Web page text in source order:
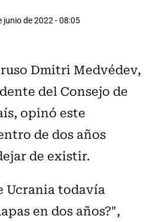
junio de 2022 - 08:05
Dmitri Medvédev,
del Consejo de
opinó este
de dos años
de existir.
Ucrania todavía
en dos años?",